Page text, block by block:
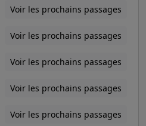
Voir les prochains passages
Voir les prochains passages
Voir les prochains passages
Voir les prochains passages
Voir les prochains passages